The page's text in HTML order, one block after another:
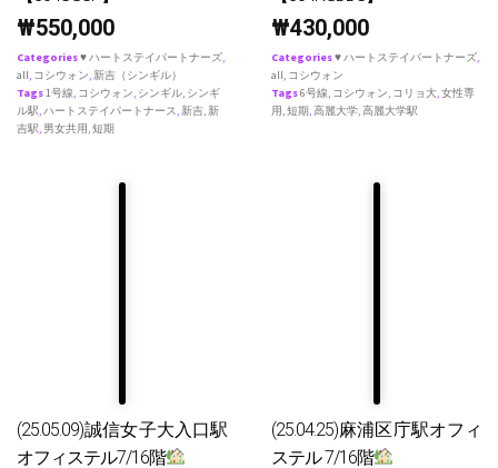
₩550,000
Categories♥ ハートステイパートナーズ,
all, コシウォン,新吉（シンギル）
Tags1号線, コシウォン, シンギル, シンギ
ル駅,ハートステイパートナース,新吉,新
吉駅, 男女共用,短期
₩430,000
Categories♥ ハートステイパートナーズ,
all, コシウォン
Tags6号線, コシウォン, コリョ大,女性専
用,短期,高麗大学,高麗大学駅
(25.05.09)誠信女子大入口駅
オフィステル7/16階
(25.04.25)麻浦区庁駅オフィ
ステル 7/16階